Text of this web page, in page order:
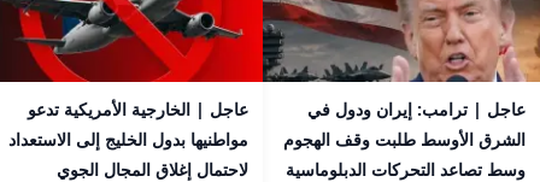
عاجل | ترامب: إيران ودول في
الشرق الأوسط طلبت وقف الهجوم
وسط تصاعد التحركات الدبلوماسية
عاجل | الخارجية الأمريكية تدعو
مواطنيها بدول الخليج إلى الاستعداد
لاحتمال إغلاق المجال الجوي